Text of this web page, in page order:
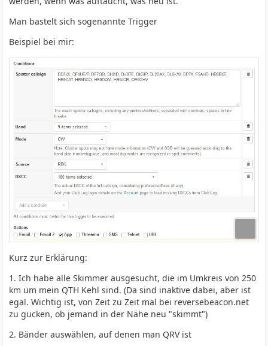
Man bastelt sich sogenannte Trigger
Beispiel bei mir:
Kurz zur Erklärung:
1. Ich habe alle Skimmer ausgesucht, die im Umkreis von 250
km um mein QTH Kehl sind. (Da sind inaktive dabei, aber ist
egal. Wichtig ist, von Zeit zu Zeit mal bei reversebeacon.net
zu gucken, ob jemand in der Nähe neu "skimmt")
2. Bänder auswählen, auf denen man QRV ist